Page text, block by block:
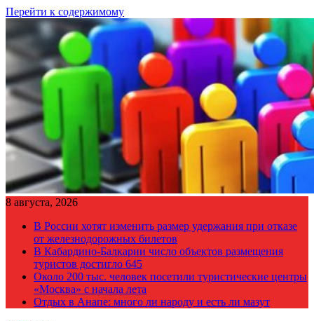
Перейти к содержимому
8 августа, 2026
В России хотят изменить размер удержания при отказе
от железнодорожных билетов
В Кабардино-Балкарии число объектов размещения
туристов достигло 645
Около 200 тыс. человек посетили туристические центры
«Москва» с начала лета
Отдых в Анапе: много ли народу и есть ли мазут